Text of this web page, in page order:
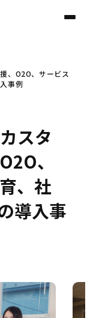
、O2O、サービス
事例
スタ
、
、社
導入事